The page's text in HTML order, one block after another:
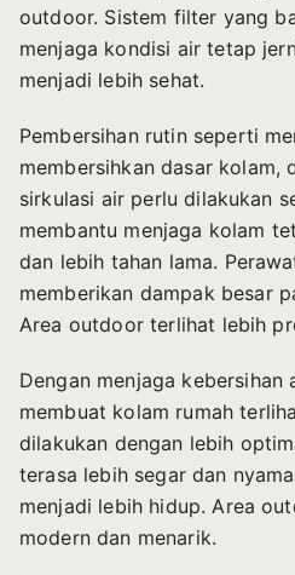
outdoor. Sistem filter yang
menjaga kondisi air tetap
menjadi lebih sehat.
Pembersihan rutin seperti
membersihkan dasar kolam,
sirkulasi air perlu dilakukan
membantu menjaga kolam
dan lebih tahan lama.
memberikan dampak besar
Area outdoor terlihat lebih
Dengan menjaga kebersihan
membuat kolam rumah
dilakukan dengan lebih
terasa lebih segar dan
menjadi lebih hidup. Area
modern dan menarik.